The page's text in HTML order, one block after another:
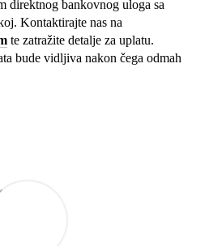
direktnog bankovnog uloga sa
Kontaktirajte nas na
te zatražite detalje za uplatu.
bude vidljiva nakon čega odmah